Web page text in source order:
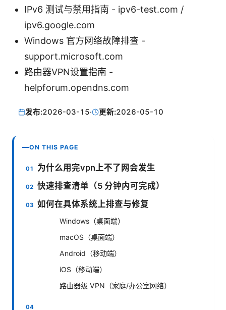
IPv6 测试与禁用指南 - ipv6-test.com /
ipv6.google.com
Windows 官方网络故障排查 -
support.microsoft.com
路由器VPN设置指南 -
helpforum.opendns.com
发布:2026-03-15· 更新:2026-05-10
ON THIS PAGE
为什么用完vpn上不了网会发生
快速排查清单（5 分钟内可完成）
如何在具体系统上排查与修复
Windows（桌面端）
macOS（桌面端）
Android（移动端）
iOS（移动端）
路由器级 VPN（家庭/办公室网络）